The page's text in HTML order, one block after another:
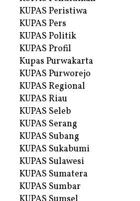
KUPAS Peristiwa
KUPAS Pers
KUPAS Politik
KUPAS Profil
Kupas Purwakarta
KUPAS Purworejo
KUPAS Regional
KUPAS Riau
KUPAS Seleb
KUPAS Serang
KUPAS Subang
KUPAS Sukabumi
KUPAS Sulawesi
KUPAS Sumatera
KUPAS Sumbar